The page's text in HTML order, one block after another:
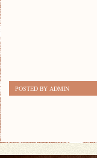
POSTED BY ADMIN